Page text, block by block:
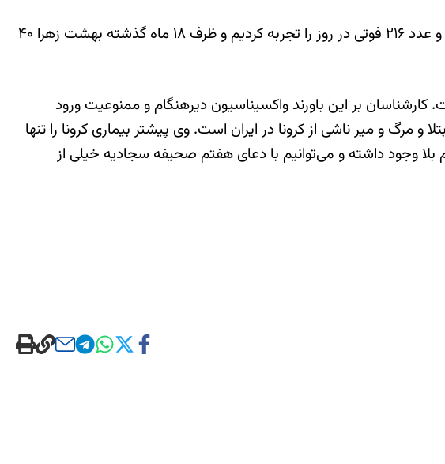
وی ادامه داد: «در پیک پنجم شاهد تفاوت معناداری هستیم به شکلی که فوتی ها ۲.۵ برابر افزایش داشته و عدد ۲۱۶ فوتی در روز را تجربه کردیم و ظرف ۱۸ ماه گذشته بهشت زهرا ۴۰
بر این باورند واکسیناسیون دیرهنگام و ممنوعیت ورود
مرگ و میر ناشی از کرونا در ایران است. وی پیشتر بیماری کرونا را تنها
بلا وجود داشته و می‌توانیم با دعای هفتم صحیفه سجادیه خیلی از